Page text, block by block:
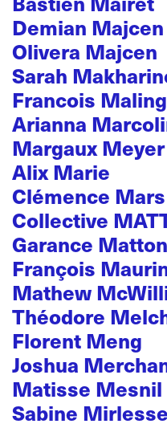
Demian Majcen
Olivera Majcen
Sarah
Francois
Arianna
Margaux Meyer
Alix Marie
Clémence Mars
Collective
Garance Matton
François
Mathew
Théodore
Florent Meng
Joshua
Matisse Mesnil
Sabine Mirlesse